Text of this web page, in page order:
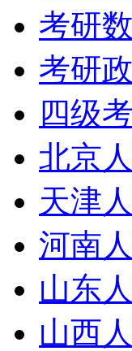
考研
考研
四级
北京
天津
河南
山东
山西